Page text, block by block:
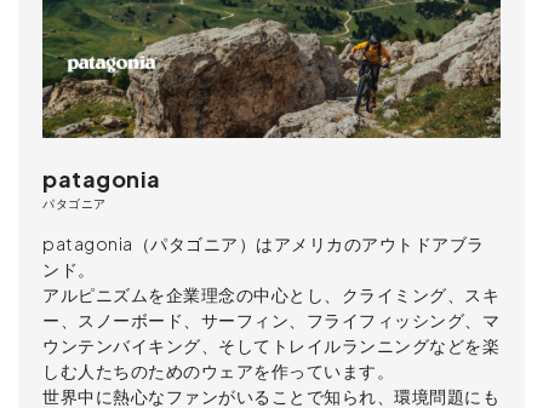
patagonia
パタゴニア
patagonia（パタゴニア）はアメリカのアウトドアブラ
ンド。
アルピニズムを企業理念の中心とし、クライミング、スキ
ー、スノーボード、サーフィン、フライフィッシング、マ
ウンテンバイキング、そしてトレイルランニングなどを楽
しむ人たちのためのウェアを作っています。
世界中に熱心なファンがいることで知られ、環境問題にも